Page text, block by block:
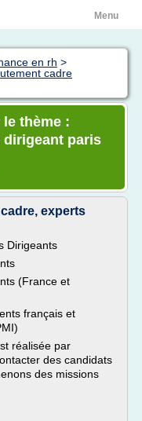
Menu
en rh >
cadre
thème :
dirigeant paris
experts
Dirigeants
(France et
français et
réalisée par
des candidats
des missions